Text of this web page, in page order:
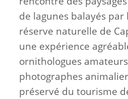
de lagunes balayés par
réserve naturelle de
une expérience
ornithologues
photographes
préservé du tourisme